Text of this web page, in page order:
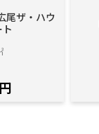
尾ザ・ハウ